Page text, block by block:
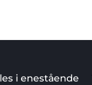
i enestående